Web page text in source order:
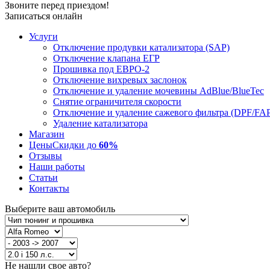
Звоните перед приездом!
Записаться онлайн
Услуги
Отключение продувки катализатора (SAP)
Отключение клапана ЕГР
Прошивка под ЕВРО-2
Отключение вихревых заслонок
Отключение и удаление мочевины AdBlue/BlueTec
Снятие ограничителя скорости
Отключение и удаление сажевого фильтра (DPF/
Удаление катализатора
Магазин
ЦеныСкидки до 60%
Отзывы
Наши работы
Статьи
Контакты
Выберите ваш автомобиль
Не нашли свое авто?